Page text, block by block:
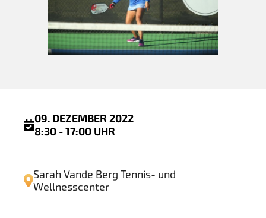
09. DEZEMBER 2022
8:30 - 17:00 UHR
Sarah Vande Berg Tennis- und
Wellnesscenter